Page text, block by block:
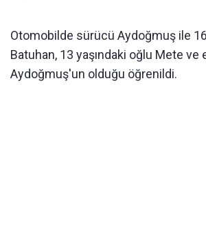
Otomobilde sürücü Aydoğmuş ile
Batuhan, 13 yaşındaki oğlu Mete ve
Aydoğmuş'un olduğu öğrenildi.